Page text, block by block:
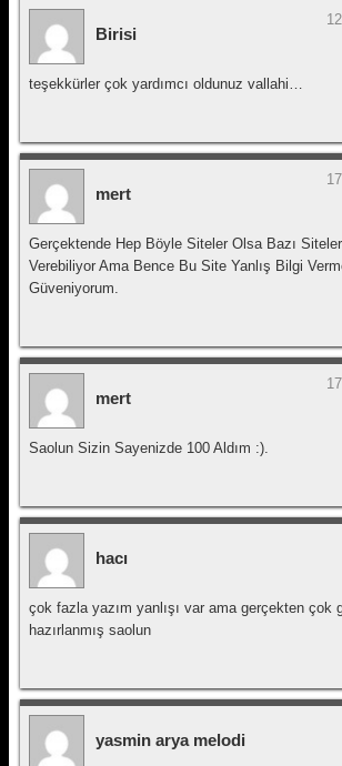
Birisi
teşekkürler çok yardımcı oldunuz vallahi…
mert
Gerçektende Hep Böyle Siteler Olsa Bazı
Verebiliyor Ama Bence Bu Site Yanlış Bilgi
Güveniyorum.
mert
Saolun Sizin Sayenizde 100 Aldım :).
hacı
çok fazla yazım yanlışı var ama gerçekten çok
hazırlanmış saolun
yasmin arya melodi